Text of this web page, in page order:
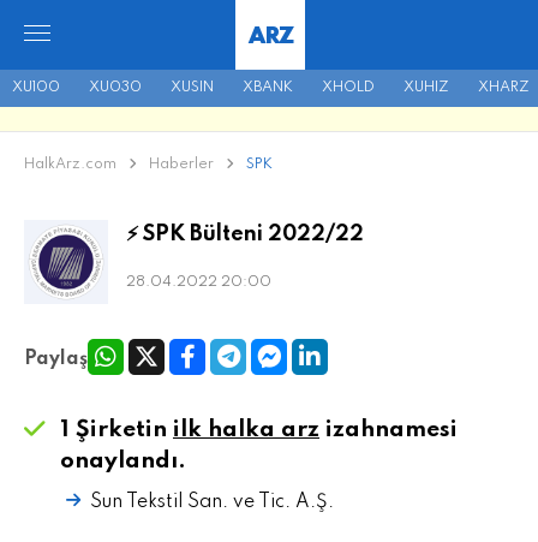
XU100 XU030 XUSIN XBANK XHOLD XUHIZ XHARZ
ARZ
HalkArz.com Haberler SPK
⚡ SPK Bülteni 2022/22
28.04.2022 20:00
Paylaş
1 Şirketin ilk halka arz izahnamesi
onaylandı.
Sun Tekstil San. ve Tic. A.Ş.